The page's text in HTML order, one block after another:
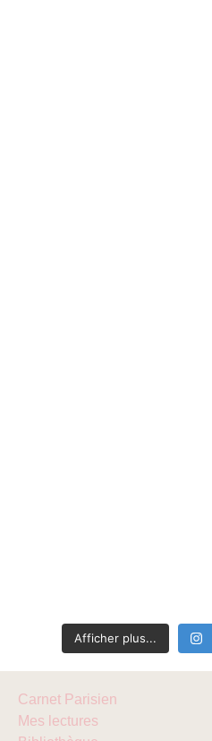
Afficher plus...
Carnet Parisien
Mes lectures